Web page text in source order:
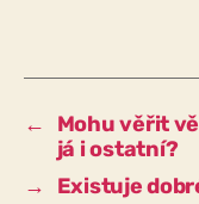
←
Mohu věřit
já i ostatní?
→
Existuje